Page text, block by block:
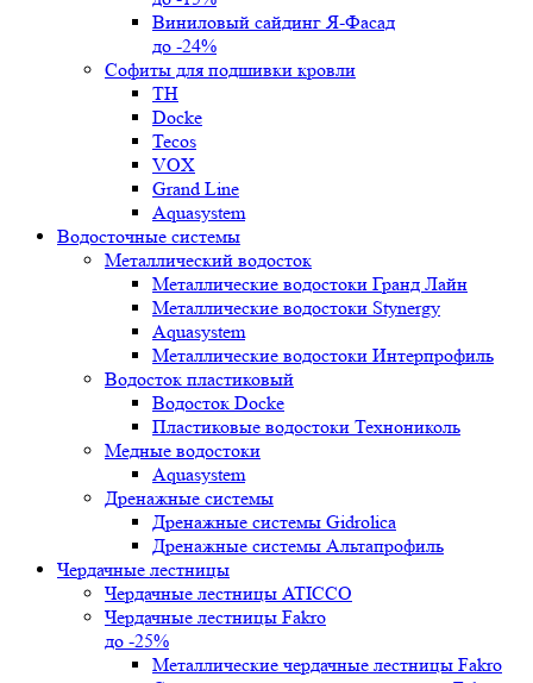
Виниловый сайдинг Я-Фасад
до -24%
Софиты для подшивки кровли
ТН
Docke
Tecos
VOX
Grand Line
Aquasystem
Водосточные системы
Металлический водосток
Металлические водостоки Гранд Лайн
Металлические водостоки Stynergy
Aquasystem
Металлические водостоки Интерпрофиль
Водосток пластиковый
Водосток Docke
Пластиковые водостоки Технониколь
Медные водостоки
Aquasystem
Дренажные системы
Дренажные системы Gidrolica
Дренажные системы Альтапрофиль
Чердачные лестницы
Чердачные лестницы ATICCO
Чердачные лестницы Fakro
до -25%
Металлические чердачные лестницы Fakro